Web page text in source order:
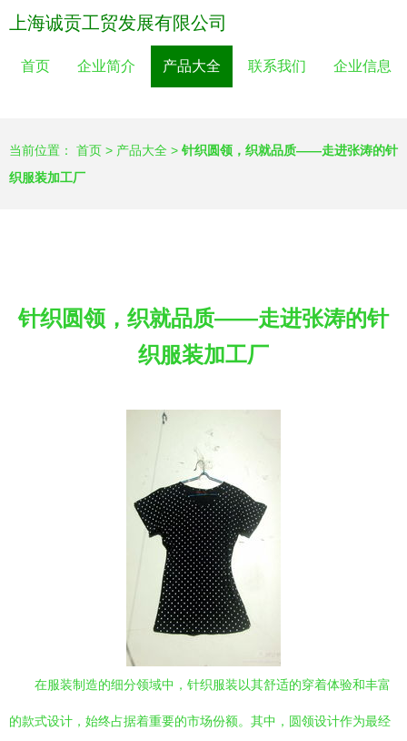
上海诚贡工贸发展有限公司
首页 企业简介 产品大全 联系我们 企业信息
当前位置： 首页 > 产品大全 > 针织圆领，织就品质——走进张涛的针
织服装加工厂
针织圆领，织就品质——走进张涛的针
织服装加工厂
在服装制造的细分领域中，针织服装以其舒适的穿着体验和丰富
的款式设计，始终占据着重要的市场份额。其中，圆领设计作为最经